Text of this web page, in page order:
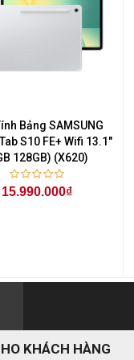
Bảng SAMSUNG
S10 FE+ Wifi 13.1"
128GB) (X620)
15.990.000₫
KHÁCH HÀNG